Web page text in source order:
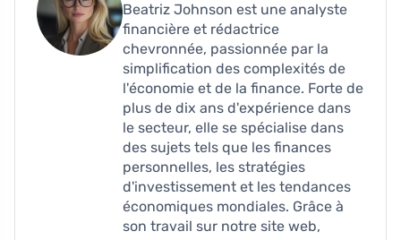
Beatriz Johnson est une analyste
financière et rédactrice
chevronnée, passionnée par la
simplification des complexités de
l'économie et de la finance. Forte de
plus de dix ans d'expérience dans
le secteur, elle se spécialise dans
des sujets tels que les finances
personnelles, les stratégies
d'investissement et les tendances
économiques mondiales. Grâce à
son travail sur notre site web,